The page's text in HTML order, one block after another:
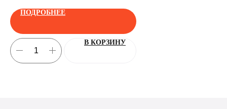
ПОДРОБНЕЕ
В КОРЗИНУ